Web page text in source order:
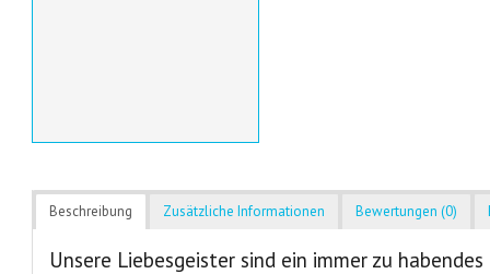
Beschreibung Zusätzliche Informationen Bewertungen (0)
Unsere Liebesgeister sind ein immer zu